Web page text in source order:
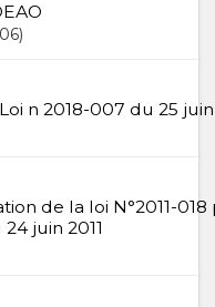
n 2018-007 du 25
de la loi N°2011-
juin 2011